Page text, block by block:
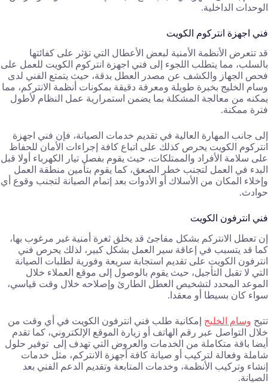
الوحدات الداخلية.
فني اجهزة انتركوم الكويت
قد تتعرض الأنظمة الأمنية لبعض الأعطال التي تؤثر على كفائتها
بالسلب، مما يتطلب اللجوء إلى فني اجهزة انتركوم الكويت للعمل على
فحص الجهاز والكشف عن مصدر العطل بدقة، حيث يتمتع الفني لدى
وسام الخليج بخبرة طويلة ومعرفة دقيقة بمكونات أنظمة الانتركم، مما
يمكنه من معالجة المشكلة بما يضمن استمرارية عمل النظام لأطول
فترة ممكنة.
إلى جانب المهارة العالية في تقديم خدمات الصيانة، فإن فني اجهزة
انتركوم الكويت يحرص كذلك على اتباع كافة إجراءات الأمان للحفاظ
على سلامة الأفراد والممتلكات، حيث يقوم بفصل تيار الكهرباء أولا قبل
البدء في العمل لتجنب خطر الصعق، كما يقوم بتأمين منطقة العمل
وإخلاء المكان من الأسلاك أو الأدوات بعد إتمام الصيانة لتجنب وقوع أي
حوادث.
فني انترفون الكويت
إن تعطل الانتركم بشكل مفاجئ قد يخلق ثغرة أمنية غير مرغوب بها،
كما قد يتسبب في إعاقة سير العمل بشكل كبير، لذلك يحرص فني
انترفون الكويت على تقديم استجابة سريعة وفورية لطلبات الصيانة
التي لا تقبل التأجيل، حيث يقوم بالوصول إلى موقع العملاء خلال
الموعد المحدد لتشخيص العطل الطارئ وإصلاحه خلال وقت قياسي،
سواء كان بسيطا أو معقدا.
تتيح وسام الخليج إمكانية طلب فني انترفون الكويت في أي وقت من
خلال التواصل عبر رقم الهاتف أو زيارة الموقع الإلكتروني، كما تقدم
أيضا باقة متكاملة من الخدمات والعروض التي تهدف إلى توفير حلول
شاملة وفعالة لتركيب أو صيانة كافة أجهزة الانتركم، مثل خدمات
إنشاء وتركيب الأنظمة، وخدمات المتابعة وتقديم الدعم الفني بعد
الصيانة.